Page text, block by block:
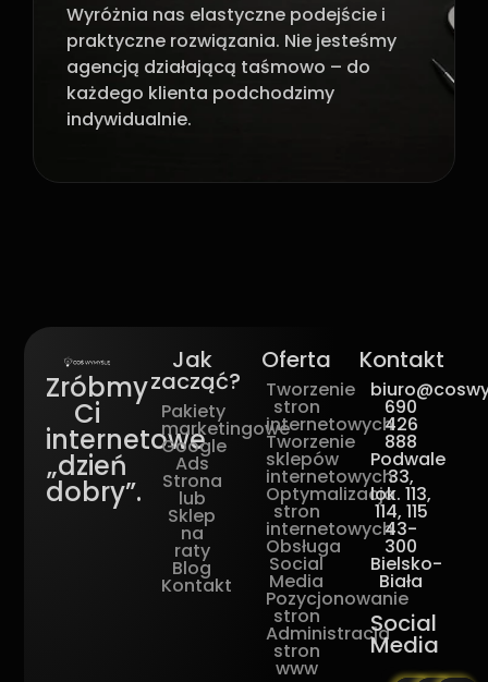
Wyróżnia nas elastyczne podejście i
praktyczne rozwiązania. Nie jesteśmy
agencją działającą taśmowo – do
każdego klienta podchodzimy
indywidualnie.
Zróbmy
Ci
internetowe
„dzień
dobry”.
Jak
zacząć?
Pakiety
marketingowe
Google
Ads
Strona
lub
Sklep
na
raty
Blog
Kontakt
Oferta
Tworzenie
stron
internetowych
Tworzenie
sklepów
internetowych
Optymalizacja
stron
internetowych
Obsługa
Social
Media
Pozycjonowanie
stron
Administracja
stron
www
Kontakt
690
426
888
Podwale
33,
lok. 113,
114, 115
43-
300
Bielsko-
Biała
Social
Media